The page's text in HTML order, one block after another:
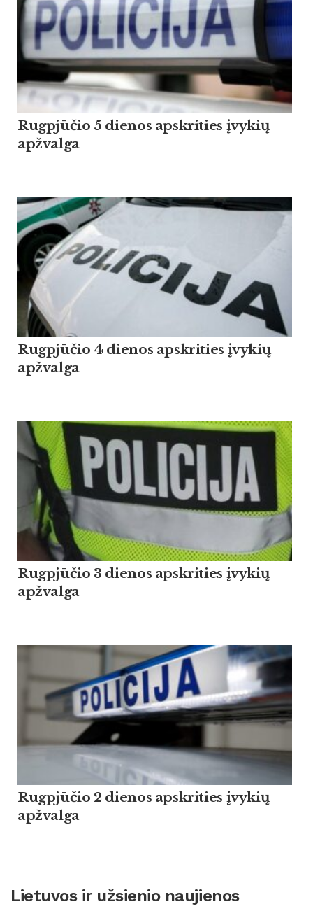
Rugpjūčio 5 dienos apskrities įvykių
apžvalga
Rugpjūčio 4 dienos apskrities įvykių
apžvalga
Rugpjūčio 3 dienos apskrities įvykių
apžvalga
Rugpjūčio 2 dienos apskrities įvykių
apžvalga
Lietuvos ir užsienio naujienos